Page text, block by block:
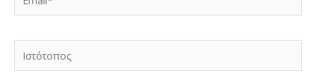
Ιστότοπος